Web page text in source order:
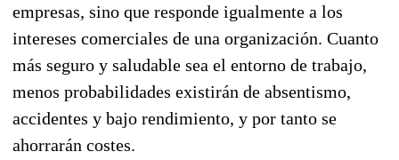
empresas, sino que responde igualmente a los
intereses comerciales de una organización. Cuanto
más seguro y saludable sea el entorno de trabajo,
menos probabilidades existirán de absentismo,
accidentes y bajo rendimiento, y por tanto se
ahorrarán costes.